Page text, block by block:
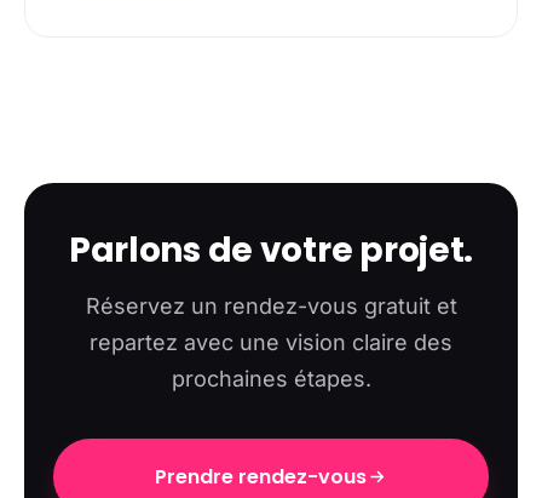
Parlons de votre projet.
Réservez un rendez-vous gratuit et
repartez avec une vision claire des
prochaines étapes.
Prendre rendez-vous